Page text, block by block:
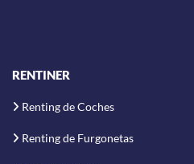
RENTINER
Renting de Coches
Renting de Furgonetas